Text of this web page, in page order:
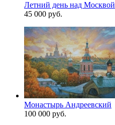
Летний день над Москвой
45 000 руб.
Монастырь Андреевский
100 000 руб.